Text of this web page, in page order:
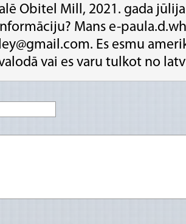
Obitel Mill, 2021. gada jūlija
Mans e-
Es esmu
vai es varu tulkot no